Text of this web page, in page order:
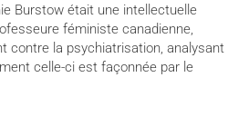
Burstow était une intellectuelle
féministe canadienne,
contre la psychiatrisation, analysant
celle-ci est façonnée par le